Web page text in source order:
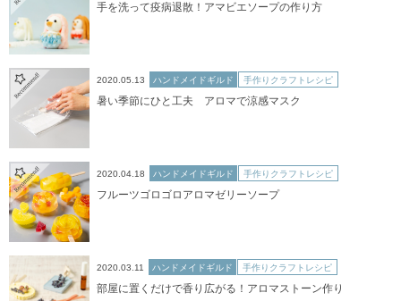
手を洗って疫病退散！アマビエソープの作り方
2020.05.13 ハンドメイドギルド 手作りクラフトレシピ
暑い季節にひと工夫 アロマで涼感マスク
2020.04.18 ハンドメイドギルド 手作りクラフトレシピ
フルーツゴロゴロアロマゼリーソープ
2020.03.11 ハンドメイドギルド 手作りクラフトレシピ
部屋に置くだけで香り広がる！アロマストーン作り